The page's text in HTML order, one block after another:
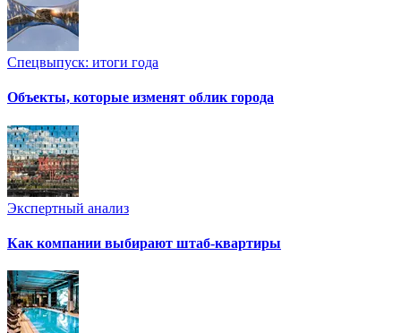
Спецвыпуск: итоги года
Объекты, которые изменят облик города
Экспертный анализ
Как компании выбирают штаб-квартиры